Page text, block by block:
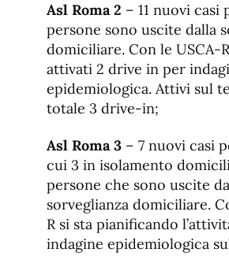
Asl Roma 2 – 11 nuovi casi
persone sono uscite dalla
domiciliare. Con le USCA-
attivati 2 drive in per
epidemiologica. Attivi sul
totale 3 drive-in;
Asl Roma 3 – 7 nuovi casi
cui 3 in isolamento
persone che sono uscite
sorveglianza domiciliare.
R si sta pianificando
indagine epidemiologica